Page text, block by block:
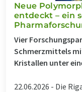
Neue
entdeckt – ein
Vier
Schmerzmittels
Kristallen unter
22.06.2026 - Die